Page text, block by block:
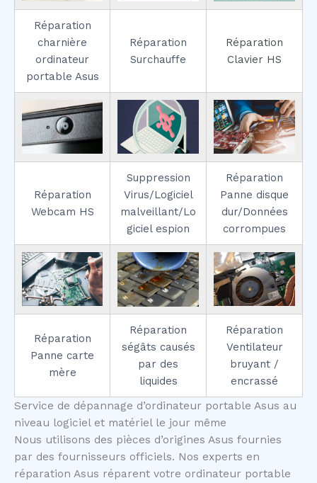
Réparation
charnière
ordinateur
portable Asus
Réparation
Surchauffe
Réparation
Clavier HS
Réparation
Webcam HS
Suppression
Virus/Logiciel
malveillant/Lo
giciel espion
Réparation
Panne disque
dur/Données
corrompues
Réparation
Panne carte
mère
Réparation
ségâts causés
par des
liquides
Réparation
Ventilateur
bruyant /
encrassé
Service de dépannage d’ordinateur portable Asus au
niveau logiciel et matériel le jour même
Nous utilisons des pièces d’origines Asus fournies
par des fournisseurs officiels. Nos experts en
réparation Asus réparent votre ordinateur portable